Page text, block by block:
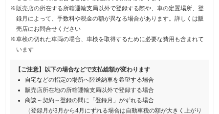
※販売店の所在する所轄運輸支局以外で登録する際や、車の定置場所、登
録月によって、手数料や税金の額が異なる場合があります。詳しくは販
売店にお問合せください
※車検の切れた車両の場合、車検を取得するために必要な費用も含まれて
います
【ご注意】以下の場合などで支払総額が変わります
自宅などの指定の場所へ陸送納車を希望する場合
販売店所在地の所轄運輸支局以外で登録する場合
商談～契約～登録の間に「登録月」がずれる場合
（登録月が3月から4月にずれる場合は自動車税の額が大きく上がり